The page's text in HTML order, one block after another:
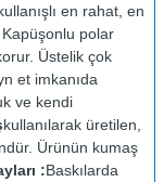
en rahat, en
Kapüşonlu polar
Üstelik çok
et imkanıda
ve kendi
kullanılarak üretilen,
Ürünün kumaş
:Baskılarda